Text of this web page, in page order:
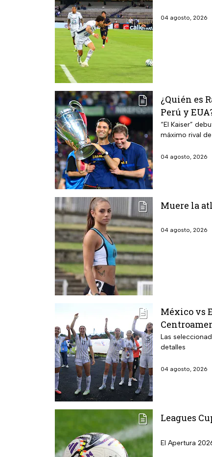
04 agosto, 2026
¿Quién es
Perú y
“El Kaiser”
máximo rival
04 agosto, 2026
Muere la
04 agosto, 2026
México vs
Las
detalles
04 agosto, 2026
Leagues
El Apertura